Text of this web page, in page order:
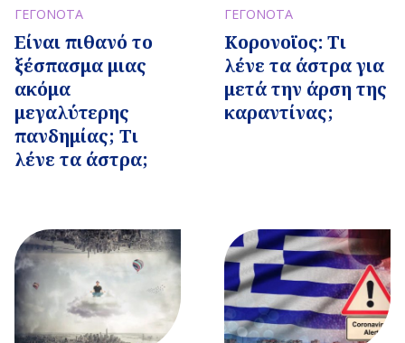
ΓΕΓΟΝΟΤΑ
Είναι πιθανό το
ξέσπασμα μιας
ακόμα
μεγαλύτερης
πανδημίας; Τι
λένε τα άστρα;
ΓΕΓΟΝΟΤΑ
Κορονοϊος: Τι
λένε τα άστρα για
μετά την άρση της
καραντίνας;